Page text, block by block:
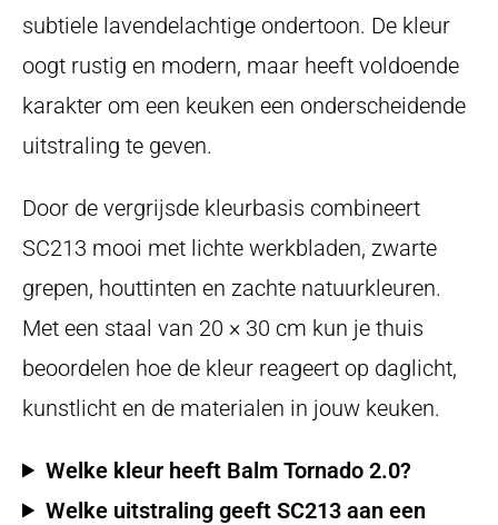
subtiele lavendelachtige ondertoon. De kleur
oogt rustig en modern, maar heeft voldoende
karakter om een keuken een onderscheidende
uitstraling te geven.
Door de vergrijsde kleurbasis combineert
SC213 mooi met lichte werkbladen, zwarte
grepen, houttinten en zachte natuurkleuren.
Met een staal van 20 × 30 cm kun je thuis
beoordelen hoe de kleur reageert op daglicht,
kunstlicht en de materialen in jouw keuken.
Welke kleur heeft Balm Tornado 2.0?
Welke uitstraling geeft SC213 aan een